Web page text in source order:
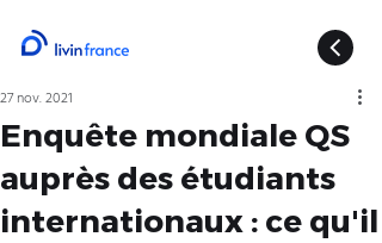
Enquête mondiale QS
auprès des étudiants
internationaux : ce qu'il
27 nov. 2021